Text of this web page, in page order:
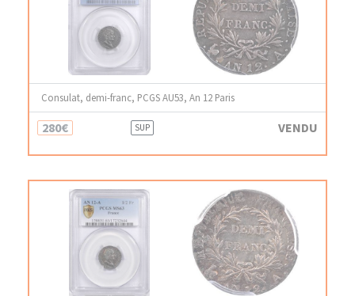
Consulat, demi-franc, PCGS AU53, An 12 Paris
280€ SUP VENDU